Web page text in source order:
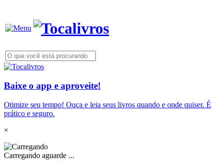
Baixe o app e aproveite!
Otimize seu tempo! Ouça e leia seus livros quando e onde quiser. É
prático e seguro.
×
Carregando aguarde ...